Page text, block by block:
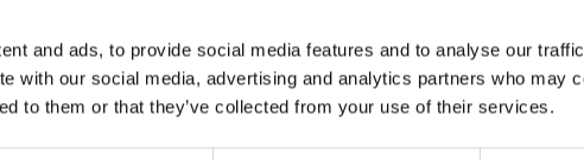
and ads, to provide social media features and to analyse our
with our social media, advertising and analytics partners who may
to them or that they’ve collected from your use of their services.
D1282568